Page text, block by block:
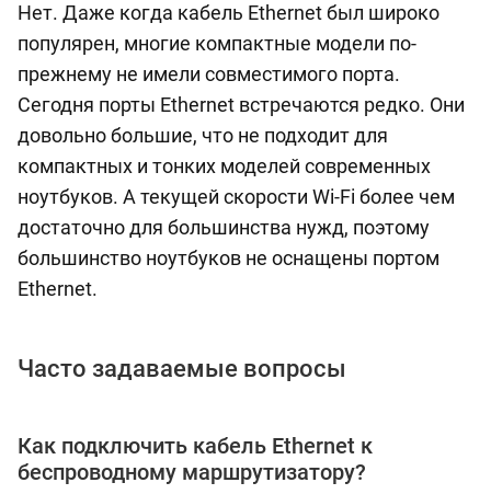
Нет. Даже когда кабель Ethernet был широко
популярен, многие компактные модели по-
прежнему не имели совместимого порта.
Сегодня порты Ethernet встречаются редко. Они
довольно большие, что не подходит для
компактных и тонких моделей современных
ноутбуков. А текущей скорости Wi-Fi более чем
достаточно для большинства нужд, поэтому
большинство ноутбуков не оснащены портом
Ethernet.
Часто задаваемые вопросы
Как подключить кабель Ethernet к
беспроводному маршрутизатору?